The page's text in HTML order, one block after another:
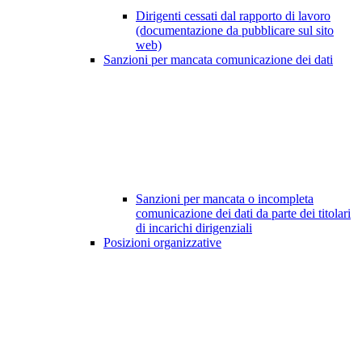
Dirigenti cessati dal rapporto di lavoro
(documentazione da pubblicare sul sito
web)
Sanzioni per mancata comunicazione dei dati
Sanzioni per mancata o incompleta
comunicazione dei dati da parte dei titolari
di incarichi dirigenziali
Posizioni organizzative